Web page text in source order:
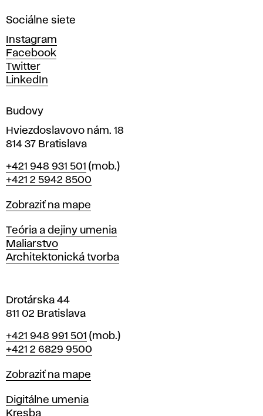
ý
c
h
u
m
e
í
v
r
a
i
l
a
v
Sociálne siete
Instagram
Facebook
Twitter
LinkedIn
Budovy
Hviezdoslavovo nám. 18
814 37 Bratislava
Telefón
+421 948 931 501 (mob.)
+421 2 5942 8500
Mapa
Zobraziť na mape
Katedry
Teória a dejiny umenia
Maliarstvo
Architektonická tvorba
Drotárska 44
811 02 Bratislava
Telefón
+421 948 991 501 (mob.)
+421 2 6829 9500
Mapa
Zobraziť na mape
Katedry
Digitálne umenia
Kresba